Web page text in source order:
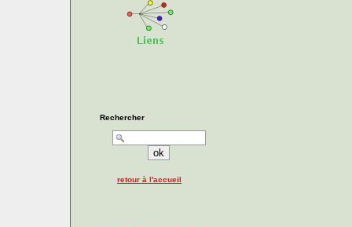
Rechercher
retour à l'accueil